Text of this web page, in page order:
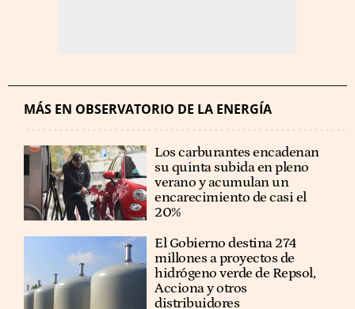
MÁS EN OBSERVATORIO DE LA ENERGÍA
Los carburantes encadenan
su quinta subida en pleno
verano y acumulan un
encarecimiento de casi el
20%
El Gobierno destina 274
millones a proyectos de
hidrógeno verde de Repsol,
Acciona y otros
distribuidores